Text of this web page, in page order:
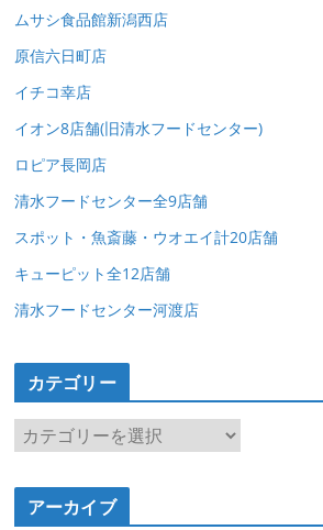
ムサシ食品館新潟西店
原信六日町店
イチコ幸店
イオン8店舗(旧清水フードセンター)
ロピア長岡店
清水フードセンター全9店舗
スポット・魚斎藤・ウオエイ計20店舗
キューピット全12店舗
清水フードセンター河渡店
カテゴリー
カ
ゴ
アーカイブ